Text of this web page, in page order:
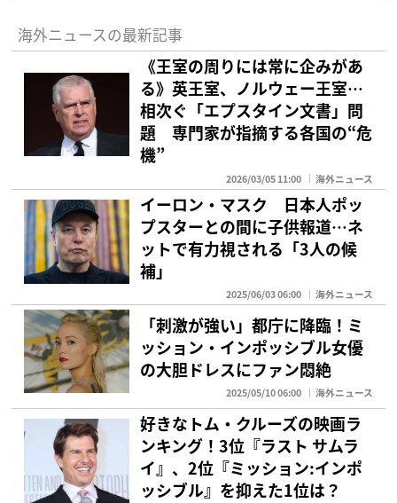
海外ニュースの最新記事
《王室の周りには常に企みがあ
る》英王室、ノルウェー王室…
相次ぐ「エプスタイン文書」問
題 専門家が指摘する各国の“危
機”
2026/03/05 11:00 海外ニュース
イーロン・マスク 日本人ポッ
プスターとの間に子供報道…ネ
ットで有力視される「3人の候
補」
2025/06/03 06:00 海外ニュース
「刺激が強い」都庁に降臨！ミ
ッション・インポッシブル女優
の大胆ドレスにファン悶絶
2025/05/10 06:00 海外ニュース
好きなトム・クルーズの映画ラ
ンキング！3位『ラスト サムラ
イ』、2位『ミッション:インポ
ッシブル』を抑えた1位は？